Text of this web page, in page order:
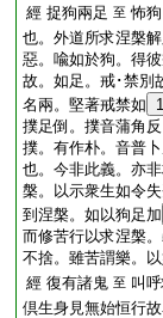
經 捉狗兩足 至 怖
也。外道所求涅槃
惡。喩如於狗。得
故。如足。戒･禁別
名兩。堅著戒禁如
撲足倒。撲音蒲角
撲。有作朴。音普
也。今非此義。亦
槃。以示衆生如令
到涅槃。如以狗足加
而修苦行以求涅槃
不捨。雖苦謂樂。
經 復有諸鬼 至 叫
倶生身見無始恒行